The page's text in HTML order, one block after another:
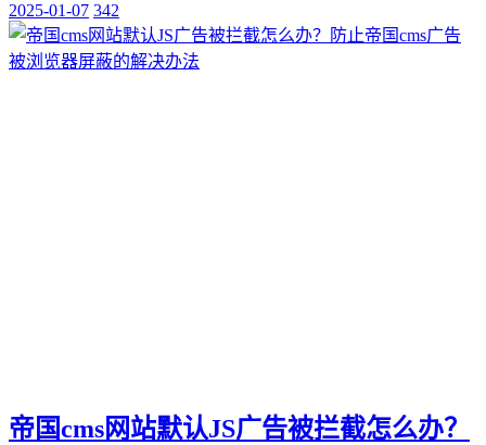
2025-01-07 342
帝国cms网站默认JS广告被拦截怎么办？